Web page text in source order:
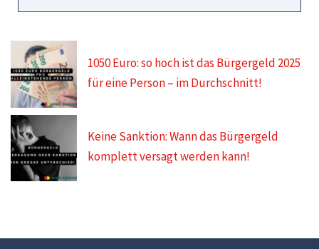
1050 Euro: so hoch ist das Bürgergeld 2025
für eine Person – im Durchschnitt!
Keine Sanktion: Wann das Bürgergeld
komplett versagt werden kann!